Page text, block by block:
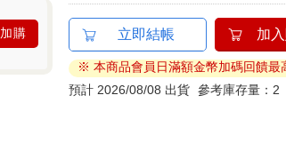
加購 立即結帳 加
※ 本商品會員日滿額金幣加碼回饋最
預計 2026/08/08 出貨 參考庫存量